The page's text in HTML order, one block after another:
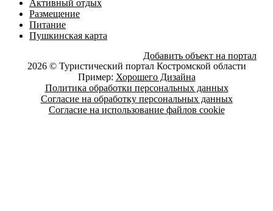
Активный отдых
Размещение
Питание
Пушкинская карта
Добавить объект на портал
2026 © Туристический портал Костромской области
Пример: Хорошего Дизайна
Политика обработки персональных данных
Согласие на обработку персональных данных
Согласие на использование файлов cookie